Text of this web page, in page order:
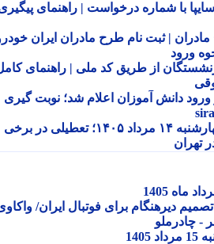
شماره درخواست | راهنمای پیگیری
| ثبت نام طرح مادران ایران خودرو،
از طریق کد ملی | راهنمای کامل
دانش آموزان اعلام شد؛ نوبت گیری
فعالیت بانک ها امروز چهارشنبه ۱۴ مرداد ۱۴۰۵؛ تعطیلی در برخی
دیرهنگام برای فوتبال ایران/ واکاوی